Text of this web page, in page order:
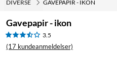
DIVERSE GAVEPAPIR - IKON
Gavepapir - ikon
3.5
(17 kundeanmeldelser)